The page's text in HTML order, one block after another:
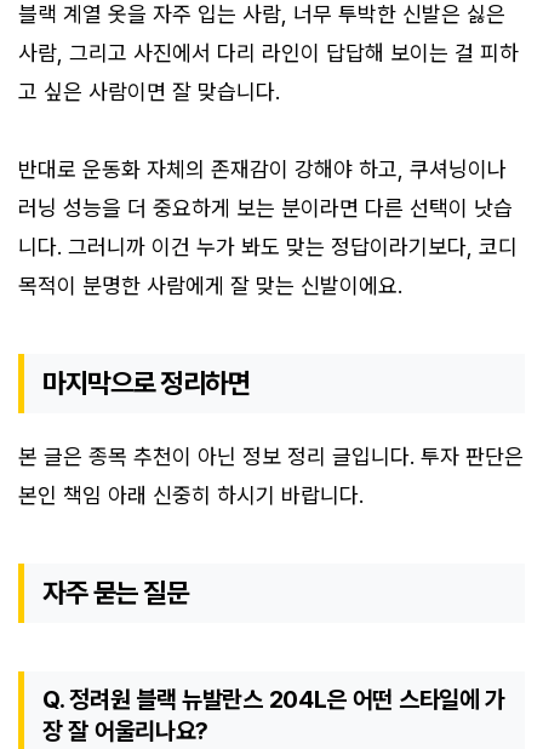
블랙 계열 옷을 자주 입는 사람, 너무 투박한 신발은 싫은
사람, 그리고 사진에서 다리 라인이 답답해 보이는 걸 피하
고 싶은 사람이면 잘 맞습니다.
반대로 운동화 자체의 존재감이 강해야 하고, 쿠셔닝이나
러닝 성능을 더 중요하게 보는 분이라면 다른 선택이 낫습
니다. 그러니까 이건 누가 봐도 맞는 정답이라기보다, 코디
목적이 분명한 사람에게 잘 맞는 신발이에요.
마지막으로 정리하면
본 글은 종목 추천이 아닌 정보 정리 글입니다. 투자 판단은
본인 책임 아래 신중히 하시기 바랍니다.
자주 묻는 질문
Q. 정려원 블랙 뉴발란스 204L은 어떤 스타일에 가
장 잘 어울리나요?